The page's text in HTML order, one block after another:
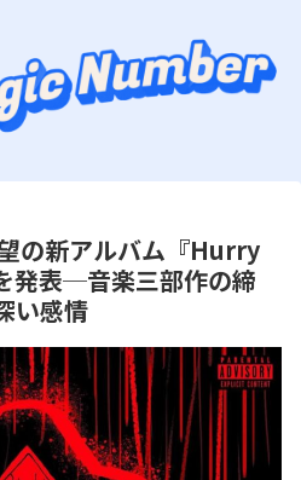
の新アルバム『Hurry
表─音楽三部作の締
い感情